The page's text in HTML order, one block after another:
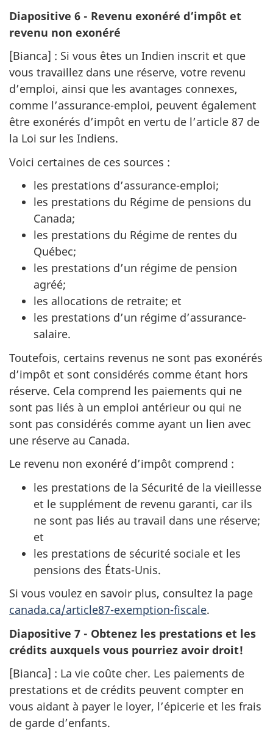
Diapositive 6 - Revenu exonéré d’impôt et
revenu non exonéré
[Bianca] : Si vous êtes un Indien inscrit et que
vous travaillez dans une réserve, votre revenu
d’emploi, ainsi que les avantages connexes,
comme l’assurance-emploi, peuvent également
être exonérés d’impôt en vertu de l’article 87 de
la Loi sur les Indiens.
Voici certaines de ces sources :
les prestations d’assurance-emploi;
les prestations du Régime de pensions du
Canada;
les prestations du Régime de rentes du
Québec;
les prestations d’un régime de pension
agréé;
les allocations de retraite; et
les prestations d’un régime d’assurance-
salaire.
Toutefois, certains revenus ne sont pas exonérés
d’impôt et sont considérés comme étant hors
réserve. Cela comprend les paiements qui ne
sont pas liés à un emploi antérieur ou qui ne
sont pas considérés comme ayant un lien avec
une réserve au Canada.
Le revenu non exonéré d’impôt comprend :
les prestations de la Sécurité de la vieillesse
et le supplément de revenu garanti, car ils
ne sont pas liés au travail dans une réserve;
et
les prestations de sécurité sociale et les
pensions des États-Unis.
Si vous voulez en savoir plus, consultez la page
canada.ca/article87-exemption-fiscale.
Diapositive 7 - Obtenez les prestations et les
crédits auxquels vous pourriez avoir droit!
[Bianca] : La vie coûte cher. Les paiements de
prestations et de crédits peuvent compter en
vous aidant à payer le loyer, l’épicerie et les frais
de garde d’enfants.